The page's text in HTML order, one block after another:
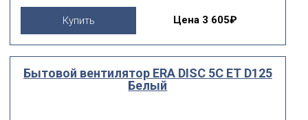
Купить Цена 3 605₽
Бытовой вентилятор ERA DISC 5C ET D125
Белый